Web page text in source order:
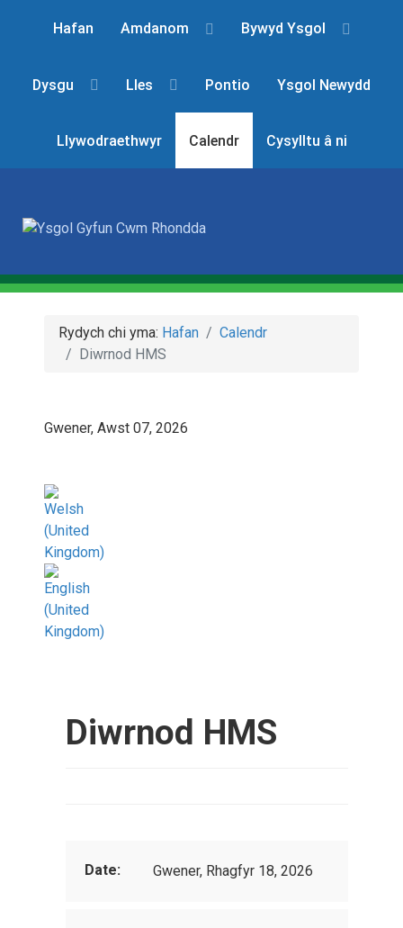
Hafan Amdanom Bywyd Ysgol
Dysgu Lles Pontio Ysgol Newydd
Llywodraethwyr Calendr Cysylltu â ni
Rydych chi yma: Hafan
Calendr
Diwrnod HMS
Gwener, Awst 07, 2026
Diwrnod HMS
Date: Gwener, Rhagfyr 18, 2026